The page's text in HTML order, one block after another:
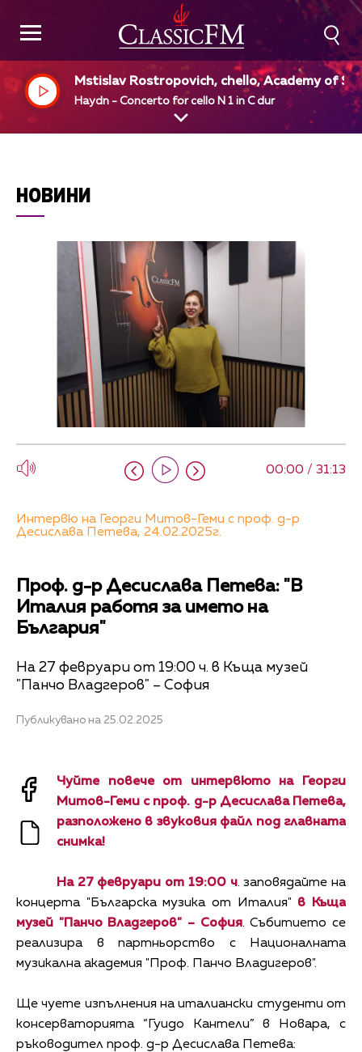
Mstislav Rostropovich, chello, Academy of St.
Martin in the Fields, Mstislav Rostropovich,
Haydn - Concerto for cello N 1 in C dur
НОВИНИ
00:00 / 31:13
Интервю на Георги Митов-Геми с проф. д-р
Десислава Петева, 24.02.2025г.
Проф. д-р Десислава Петева: "В
Италия работя за името на
България"
На 27 февруари от 19:00 ч. в Къща музей
"Панчо Владгеров" – София
Публикувано на 25.02.2025
Чуйте повече от интервюто на Георги
Митов-Геми с проф. д-р Десислава Петева,
разположено в звуковия файл под главната
снимка!
На 27 февруари от 19:00 ч. заповядайте на
концерта "Българска музика от Италия" в
Къща
музей "Панчо Владгеров" – София. Събитието се
реализира в партньорство с Националната
музикална академия "Проф. Панчо Владигеров".
Ще чуете изпълнения на италиански студенти от
консерваторията “Гуидо Кантели” в Новара, с
ръководител проф. д-р Десислава Петева: